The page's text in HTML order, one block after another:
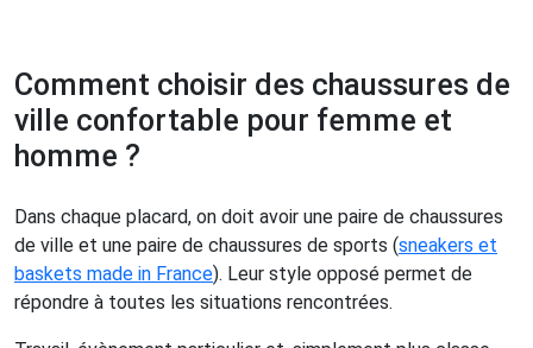
Comment choisir des chaussures de
ville confortable pour femme et
homme ?
Dans chaque placard, on doit avoir une paire de chaussures
de ville et une paire de chaussures de sports (sneakers et
baskets made in France). Leur style opposé permet de
répondre à toutes les situations rencontrées.